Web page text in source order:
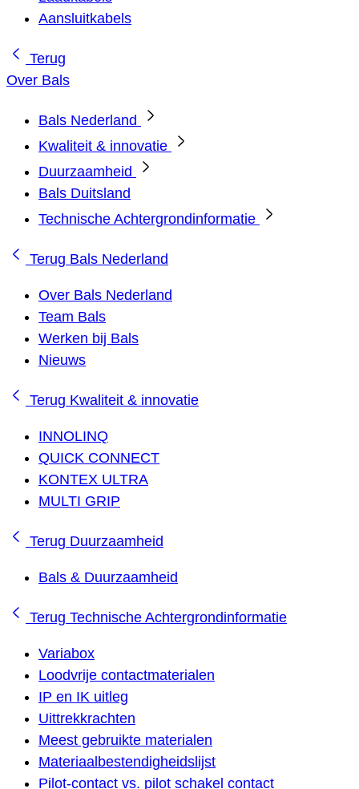
Aansluitkabels
Terug
Over Bals
Bals Nederland
Kwaliteit & innovatie
Duurzaamheid
Bals Duitsland
Technische Achtergrondinformatie
Terug Bals Nederland
Over Bals Nederland
Team Bals
Werken bij Bals
Nieuws
Terug Kwaliteit & innovatie
INNOLINQ
QUICK CONNECT
KONTEX ULTRA
MULTI GRIP
Terug Duurzaamheid
Bals & Duurzaamheid
Terug Technische Achtergrondinformatie
Variabox
Loodvrije contactmaterialen
IP en IK uitleg
Uittrekkrachten
Meest gebruikte materialen
Materiaalbestendigheidslijst
Pilot-contact vs. pilot schakel contact